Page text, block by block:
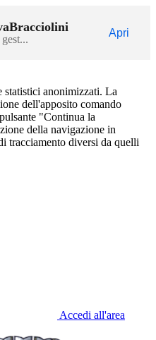
Apri
statistici anonimizzati. La
dell'apposito comando
"Continua la
della navigazione in
tracciamento diversi da quelli
Accedi all'area